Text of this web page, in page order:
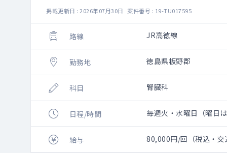
掲載更新日 : 2026年07月30日 案件番号 : 19-TU017595
路線 JR高徳線
勤務地 徳島県板野郡
科目 腎臓科
日程/時間 毎週火・水曜日（曜日
給与 80,000円/回（税込・交